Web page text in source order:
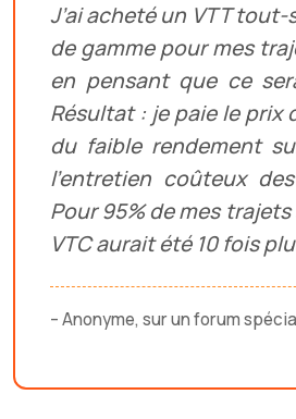
J’ai acheté un VTT
de gamme pour mes
en pensant que ce
Résultat : je paie le prix
du faible rendement
l’entretien coûteux
Pour 95% de mes
VTC aurait été 10 fois
– Anonyme, sur un forum